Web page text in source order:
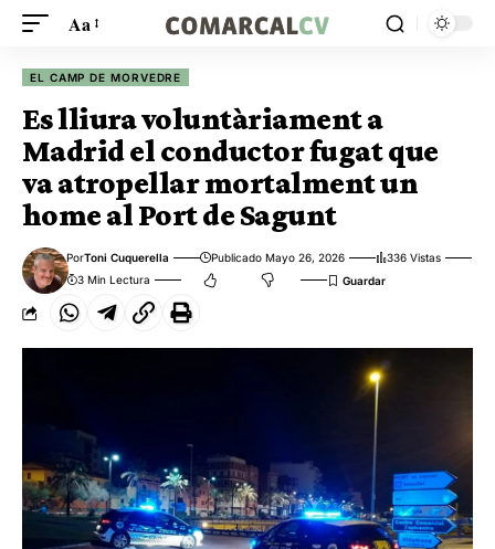
Aa
EL CAMP DE MORVEDRE
Es lliura voluntàriament a
Madrid el conductor fugat que
va atropellar mortalment un
home al Port de Sagunt
PorToni Cuquerella Publicado Mayo 26, 2026
336 Vistas
3 Min Lectura